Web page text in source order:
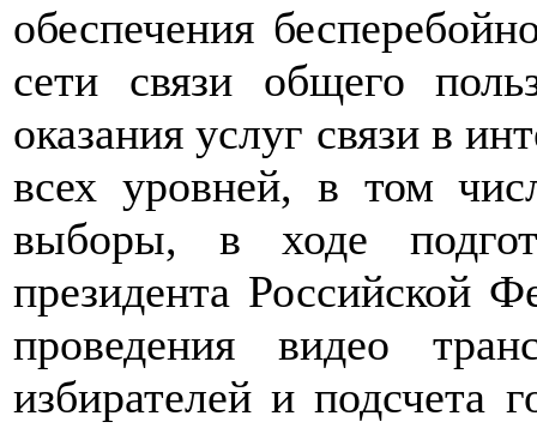
обеспечения
сети связи общего
оказания услуг связи в
всех уровней, в том
выборы, в ходе
президента Российской
проведения видео
избирателей и подсчета